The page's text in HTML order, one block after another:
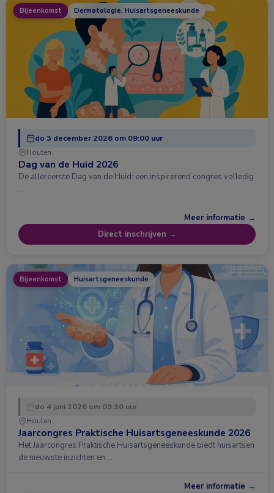
Bijeenkomst Dermatologie, Huisartsgeneeskunde
do 3 december 2026 om 09:00 uur
Houten
Dag van de Huid 2026
De allereerste Dag van de Huid: een inspirerend congres volledig
…
Meer informatie →
Direct inschrijven →
Bijeenkomst Huisartsgeneeskunde
do 4 juni 2026 om 09:30 uur
Houten
Jaarcongres Praktische Huisartsgeneeskunde 2026
Het Jaarcongres Praktische Huisartsgeneeskunde biedt huisartsen
de nieuwste inzichten en …
Meer informatie →